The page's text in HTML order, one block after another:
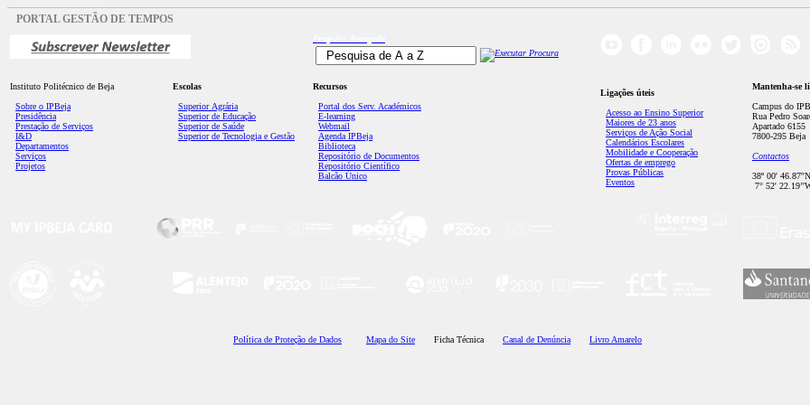
PORTAL GESTÃO DE TEMPOS
Instituto Politécnico de Beja
Sobre o IPBeja
Presidência
Prestação de Serviços
I&D
Departamentos
Serviços
Projetos
Escolas
Superior Agrária
Superior de Educação
Superior de Saúde
Superior de Tecnologia e Gestão
Recursos
Portal dos Serv. Académicos
E-learning
Webmail
Agenda IPBeja
Biblioteca
Repositório de Documentos
Repositório Científico
Balcão Único
Ligações úteis
Acesso ao Ensino Superior
Maiores de 23 anos
Serviços de Ação Social
Calendários Escolares
Mobilidade e Cooperação
Ofertas de emprego
Provas Públicas
Eventos
Mantenha-se
Campus do
Rua Pedro
Apartado 6155
7800-295 Beja
Contactos
38º 00' 46.87''N
7° 52'
Política de Proteção de Dados Mapa do Site Ficha Técnica Canal de Denúncia Livro Amarelo